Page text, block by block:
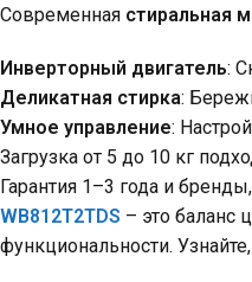
Современная стиральная
Инверторный двигатель:
Деликатная стирка:
Умное управление:
Загрузка от 5 до 10 кг
Гарантия 1–3 года и
WB812T2TDS – это баланс
функциональности.